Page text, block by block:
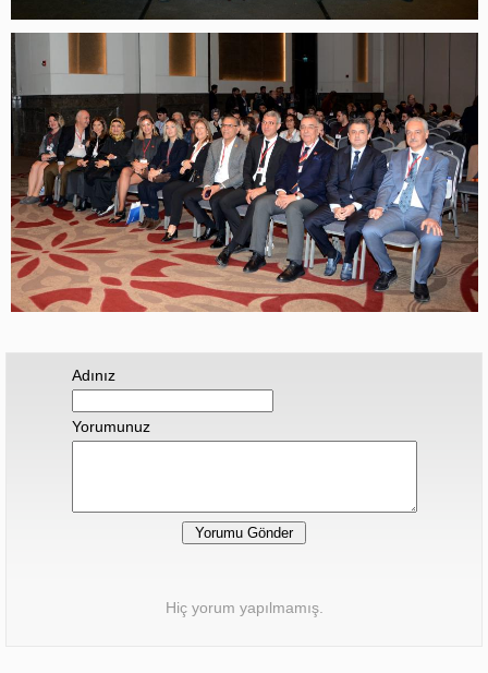
Adınız
Yorumunuz
Hiç yorum yapılmamış.